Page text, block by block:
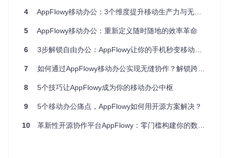
环境兼容性检测
18.04+、Fedora 30+）
移动端：iOS 13.0+或Android 10.0+
开发环境：Flutter SDK 3.0+、Rust 1.56+、Git
一键安装方案（推荐普通用户）
包，按照引导完成安装。macOS用户可直接拖拽到应用文件
包。
4 AppFlowy移动办公：3个维度提升移动生产力与无缝协作体验
5 AppFlowy移动办公：重新定义随时随地的效率革命
6 3步解锁自由办公：AppFlowy让你的手机秒变移动工作站
7 如何通过AppFlowy移动办公实现无缝协作？解锁跨设备高效工作新方式
8 5个技巧让AppFlowy成为你的移动办公中枢
9 5个移动办公痛点，AppFlowy如何用开源方案解决？
10 革新性开源协作平台AppFlowy：零门槛构建你的数据掌控中心